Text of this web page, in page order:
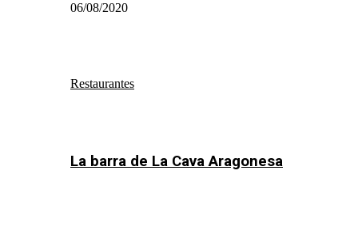
06/08/2020
Restaurantes
La barra de La Cava Aragonesa